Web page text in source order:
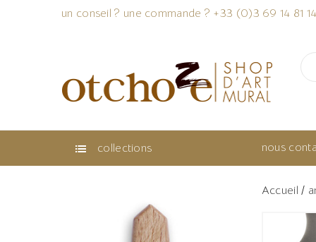
un conseil ? une commande ? +33 (0)3 69 14 81 14
 collections nous
Accueil